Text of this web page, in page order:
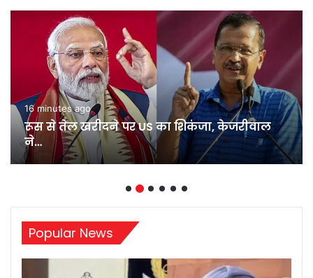
27 minutes ago
मोतिहारी में युवक को दौड़ा-दौड़ाकर मारी गोली, कंधे
के आर-पार…
Popular News